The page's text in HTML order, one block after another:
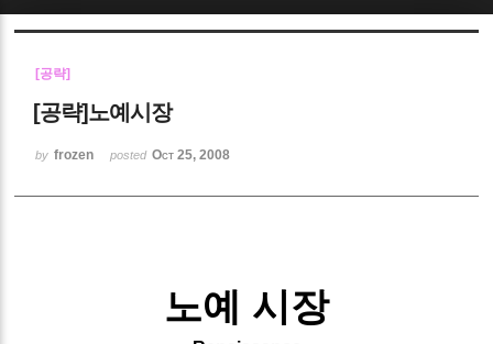
[공략]
[공략]노예시장
by frozen posted Oct 25, 2008
노예 시장
Sketchbook5, 스케치북5